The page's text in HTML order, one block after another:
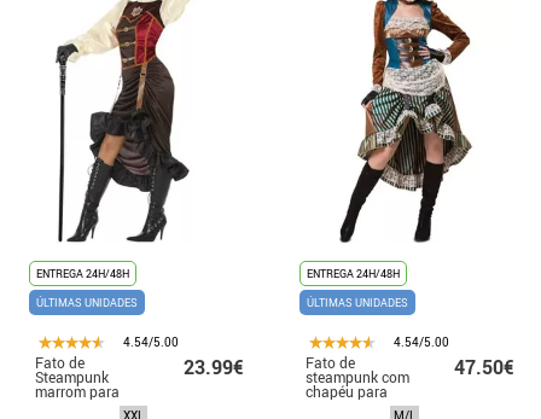
ENTREGA 24H/48H
ÚLTIMAS UNIDADES
4.54/5.00
Fato de
Steampunk
marrom para
23.99€
XXL
ENTREGA 24H/48H
ÚLTIMAS UNIDADES
4.54/5.00
Fato de
steampunk com
chapéu para
mulher
47.50€
M/L